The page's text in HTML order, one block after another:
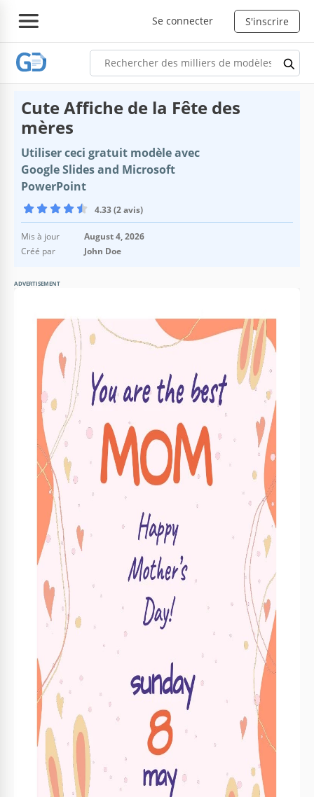
Se connecter S'inscrire
Cute Affiche de la Fête des
mères
Utiliser ceci gratuit modèle avec
Google Slides and Microsoft
PowerPoint
4.33 (2 avis)
Mis à jour
August 4, 2026
Créé par
John Doe
ADVERTISEMENT